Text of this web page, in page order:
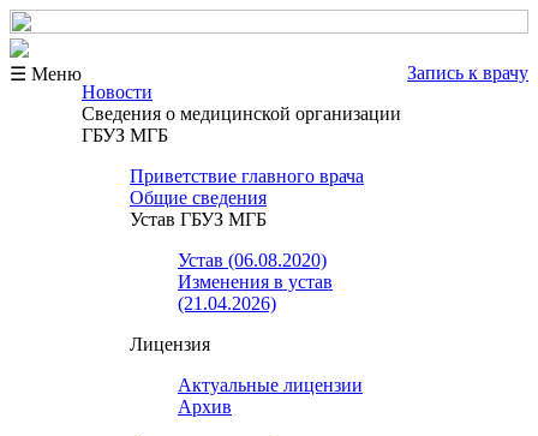
☰ Меню
Запись к врачу
Новости
Сведения о медицинской организации
ГБУЗ МГБ
Приветствие главного врача
Общие сведения
Устав ГБУЗ МГБ
Устав (06.08.2020)
Изменения в устав
(21.04.2026)
Лицензия
Актуальные лицензии
Архив